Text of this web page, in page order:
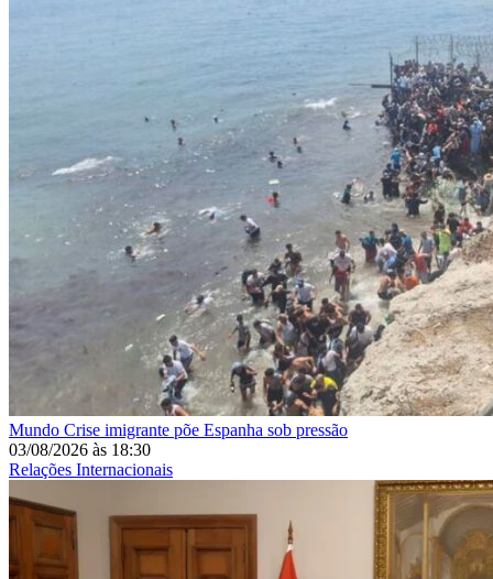
Mundo Crise imigrante põe Espanha sob pressão
03/08/2026 às 18:30
Relações Internacionais